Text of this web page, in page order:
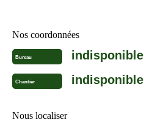
Nos coordonnées
Bureau indisponible
Chantier indisponible
Nous localiser